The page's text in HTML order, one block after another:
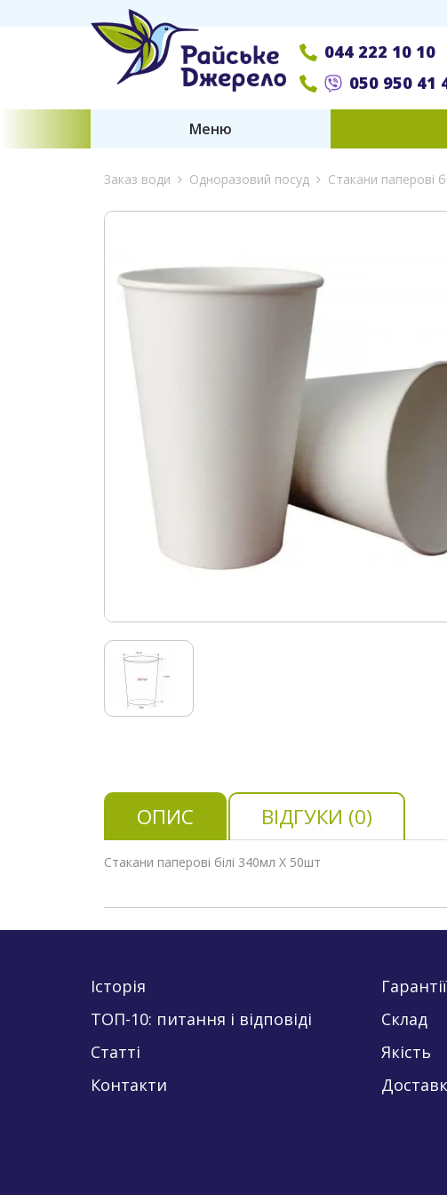
044 222 10 10
050 950 41
Меню
Заказ води Одноразовий посуд Стакани паперові
ОПИС ВІДГУКИ (0)
Стакани паперові білі 340мл X 50шт
Історія
ТОП-10: питання і відповіді
Статті
Контакти
Гарантії
Склад
Якість